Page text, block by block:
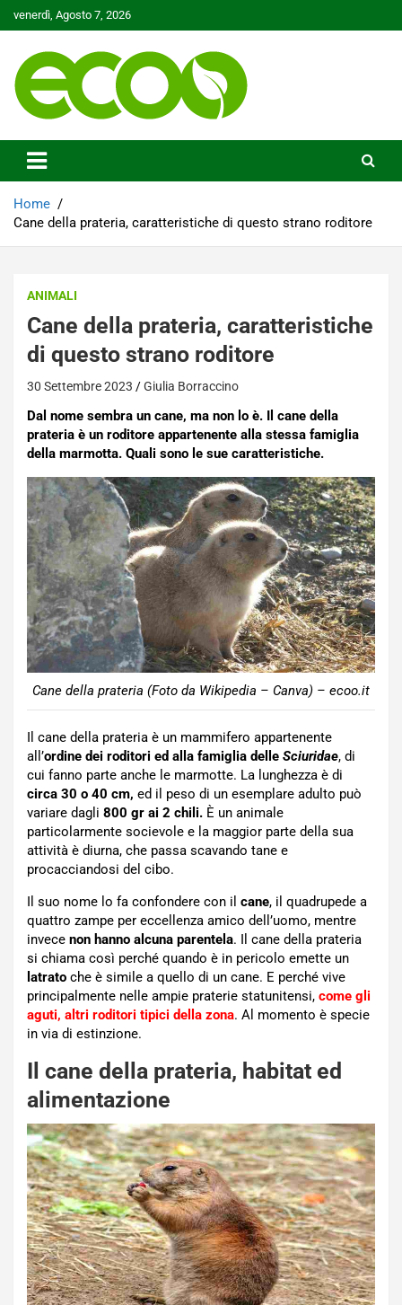
to
venerdì, Agosto 7, 2026
Ecoo.it
Home
Cane della prateria, caratteristiche di questo strano roditore
ANIMALI
Cane della prateria, caratteristiche
di questo strano roditore
30 Settembre 2023 Giulia Borraccino
Dal nome sembra un cane, ma non lo è. Il cane della
prateria è un roditore appartenente alla stessa famiglia
della marmotta. Quali sono le sue caratteristiche.
Cane della prateria (Foto da Wikipedia – Canva) – ecoo.it
Il cane della prateria è un mammifero appartenente
all’ordine dei roditori ed alla famiglia delle Sciuridae, di
cui fanno parte anche le marmotte. La lunghezza è di
circa 30 o 40 cm, ed il peso di un esemplare adulto può
variare dagli 800 gr ai 2 chili. È un animale
particolarmente socievole e la maggior parte della sua
attività è diurna, che passa scavando tane e
procacciandosi del cibo.
Il suo nome lo fa confondere con il cane, il quadrupede a
quattro zampe per eccellenza amico dell’uomo, mentre
invece non hanno alcuna parentela. Il cane della prateria
si chiama così perché quando è in pericolo emette un
latrato che è simile a quello di un cane. E perché vive
principalmente nelle ampie praterie statunitensi, come gli
aguti, altri roditori tipici della zona. Al momento è specie
in via di estinzione.
Il cane della prateria, habitat ed
alimentazione